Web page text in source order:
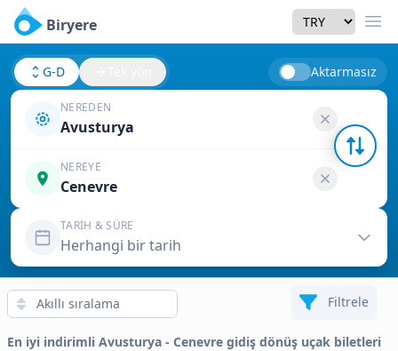
Biryere Currency
G-D Aktarmasız
NEREDEN
Avusturya
NEREYE
Cenevre
TARIH & SÜRE
Herhangi bir tarih
Filtrele
En iyi indirimli Avusturya - Cenevre gidiş dönüş uçak biletleri